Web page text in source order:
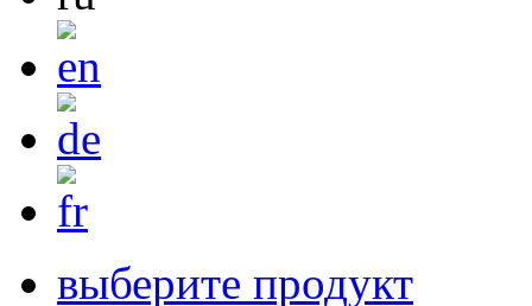
выберите продукт